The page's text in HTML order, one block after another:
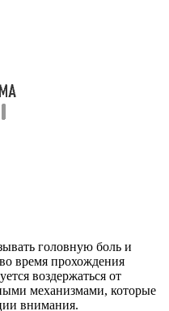
головную боль и
время прохождения
воздержаться от
механизмами, которые
внимания.